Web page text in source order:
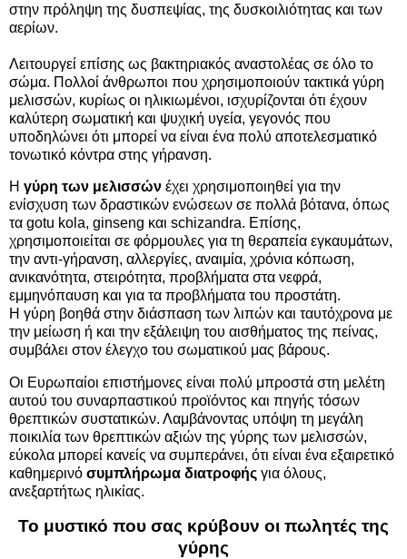
στην πρόληψη της δυσπεψίας, της δυσκοιλιότητας και των
αερίων.
Λειτουργεί επίσης ως βακτηριακός αναστολέας σε όλο το
σώμα. Πολλοί άνθρωποι που χρησιμοποιούν τακτικά γύρη
μελισσών, κυρίως οι ηλικιωμένοι, ισχυρίζονται ότι έχουν
καλύτερη σωματική και ψυχική υγεία, γεγονός που
υποδηλώνει ότι μπορεί να είναι ένα πολύ αποτελεσματικό
τονωτικό κόντρα στης γήρανση.
Η γύρη των μελισσών έχει χρησιμοποιηθεί για την
ενίσχυση των δραστικών ενώσεων σε πολλά βότανα, όπως
τα gotu kola, ginseng και schizandra. Επίσης,
χρησιμοποιείται σε φόρμουλες για τη θεραπεία εγκαυμάτων,
την αντι-γήρανση, αλλεργίες, αναιμία, χρόνια κόπωση,
ανικανότητα, στειρότητα, προβλήματα στα νεφρά,
εμμηνόπαυση και για τα προβλήματα του προστάτη.
Η γύρη βοηθά στην διάσπαση των λιπών και ταυτόχρονα με
την μείωση ή και την εξάλειψη του αισθήματος της πείνας,
συμβάλει στον έλεγχο του σωματικού μας βάρους.
Οι Ευρωπαίοι επιστήμονες είναι πολύ μπροστά στη μελέτη
αυτού του συναρπαστικού προϊόντος και πηγής τόσων
θρεπτικών συστατικών. Λαμβάνοντας υπόψη τη μεγάλη
ποικιλία των θρεπτικών αξιών της γύρης των μελισσών,
εύκολα μπορεί κανείς να συμπεράνει, ότι είναι ένα εξαιρετικό
καθημερινό συμπλήρωμα διατροφής για όλους,
ανεξαρτήτως ηλικίας.
Το μυστικό που σας κρύβουν οι πωλητές της
γύρης